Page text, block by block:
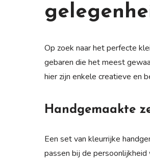
Op zoek naar het perfecte
gebaren die het meest
hier zijn enkele creatieve en
Handgemaakte
Een set van kleurrijke
passen bij de